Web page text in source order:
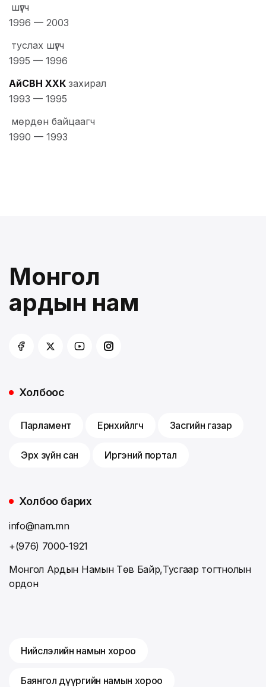
шүүгч
1996 — 2003
туслах шүүгч
1995 — 1996
АйСВН ХХК захирал
1993 — 1995
мөрдөн байцаагч
1990 — 1993
Монгол
ардын нам
Холбоос
Парламент Ерөнхийлөгч Засгийн газар
Эрх зүйн сан Иргэний портал
Холбоо барих
info@nam.mn
+(976) 7000-1921
Монгол Ардын Намын Төв Байр,Тусгаар тогтнолын
ордон
Нийслэлийн намын хороо
Баянгол дүүргийн намын хороо